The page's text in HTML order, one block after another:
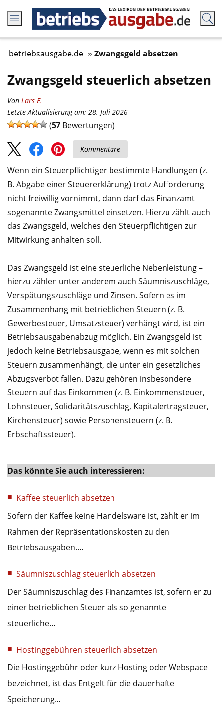
betriebsausgabe.de Zwangsgeld absetzen
Zwangsgeld steuerlich absetzen
Von Lars E.
Letzte Aktualisierung am: 28. Juli 2026
(57 Bewertungen)
Kommentare
Wenn ein Steuerpflichtiger bestimmte Handlungen (z.
B. Abgabe einer Steuererklärung) trotz Aufforderung
nicht freiwillig vornimmt, dann darf das Finanzamt
sogenannte Zwangsmittel einsetzen. Hierzu zählt auch
das Zwangsgeld, welches den Steuerpflichtigen zur
Mitwirkung anhalten soll.
Das Zwangsgeld ist eine steuerliche Nebenleistung –
hierzu zählen unter anderem auch Säumniszuschläge,
Verspätungszuschläge und Zinsen. Sofern es im
Zusammenhang mit betrieblichen Steuern (z. B.
Gewerbesteuer, Umsatzsteuer) verhängt wird, ist ein
Betriebsausgabenabzug möglich. Ein Zwangsgeld ist
jedoch keine Betriebsausgabe, wenn es mit solchen
Steuern zusammenhängt, die unter ein gesetzliches
Abzugsverbot fallen. Dazu gehören insbesondere
Steuern auf das Einkommen (z. B. Einkommensteuer,
Lohnsteuer, Solidaritätszuschlag, Kapitalertragsteuer,
Kirchensteuer) sowie Personensteuern (z. B.
Erbschaftssteuer).
Das könnte Sie auch interessieren:
Kaffee steuerlich absetzen
Sofern der Kaffee keine Handelsware ist, zählt er im
Rahmen der Repräsentationskosten zu den
Betriebsausgaben.…
Säumniszuschlag steuerlich absetzen
Der Säumniszuschlag des Finanzamtes ist, sofern er zu
einer betrieblichen Steuer als so genannte
steuerliche…
Hostinggebühren steuerlich absetzen
Die Hostinggebühr oder kurz Hosting oder Webspace
bezeichnet, ist das Entgelt für die dauerhafte
Speicherung…